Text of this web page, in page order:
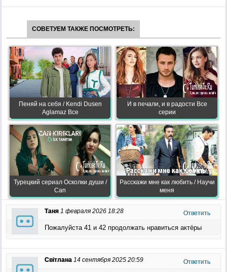
СОВЕТУЕМ ТАКЖЕ ПОСМОТРЕТЬ:
Пеняй на себя / Kendi Dusen
Aglamaz Все
И в печали, и в радости Все
серии
Турецкий сериал Осколки души /
Can
Расскажи мне как любить / Научи
меня
Таня 1 февраля 2026 18:28 Ответить
Пожалуйста 41 и 42 продолжать нравиться актёры
Світлана 14 сентября 2025 20:59 Ответить